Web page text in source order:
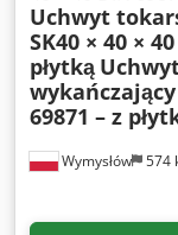
Wymysłów 574
Uchwyt
SK40 × 40 ×
płytką
wykańczający
69871 – z